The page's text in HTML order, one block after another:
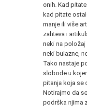
onih. Kad
kad pitate
manje ili više
zahteva i
neki na položaj
neki bulazne,
Tako nastaje
slobode u
pitanja koja se
Notirajmo da
podrška njima